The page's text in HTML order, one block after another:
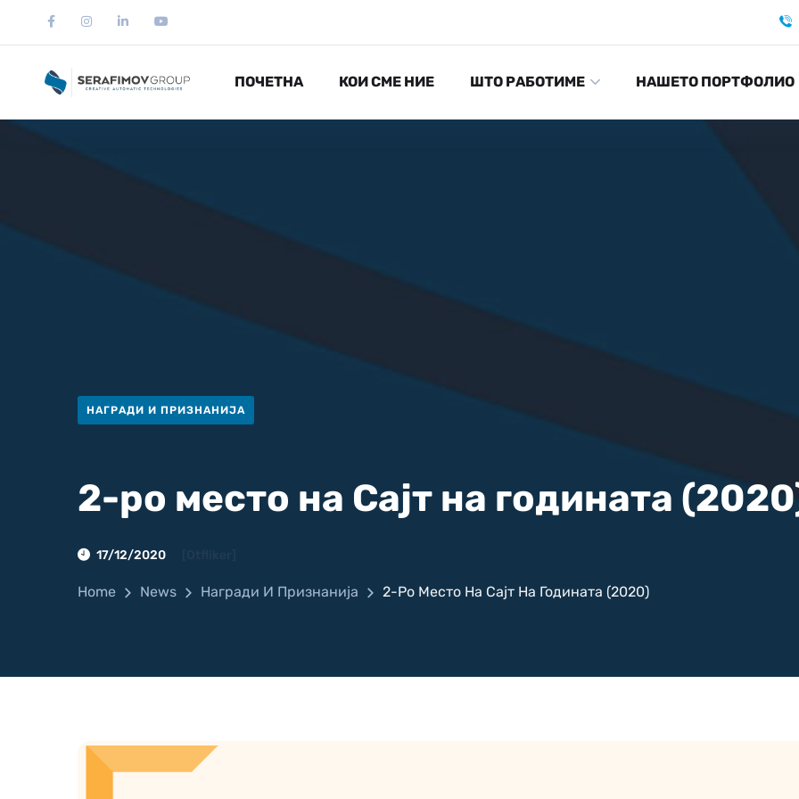
ПОЧЕТНА КОИ СМЕ НИЕ ШТО РАБОТИМЕ НАШЕТО ПОРТФОЛИО
НАГРАДИ И ПРИЗНАНИЈА
2-ро место на Сајт на годината
17/12/2020
Home News Награди И Признанија 2-Ро Место На Сајт На Годината (2020)